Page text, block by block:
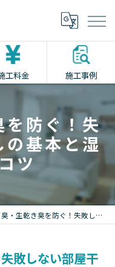
工料金 施工事例
を防ぐ！失
の基本と湿
ツ
乾き臭を防ぐ！失敗しない部屋干しの基本と湿気対策のコツ
敗しない部屋干